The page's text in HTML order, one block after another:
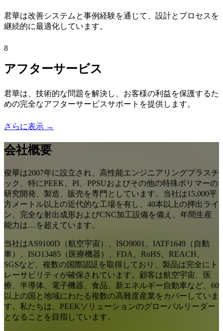
君華は改善システムと事例経験を通じて、設計とプロセスを
継続的に最適化しています。
8
アフターサービス
君華は、技術的な問題を解決し、お客様の利益を保護するた
めの完全なアフターサービスサポートを提供します。
さらに表示 →
会社概要
俊華は2007年に設立され、高性能エンジニアリングプラスチ
ック、特にPEEK、PI、PPSUおよびその他の特殊ポリマーの
研究開発、製造、販売を専門としています。当社は15,000平
方メートル以上の近代的な工場を有し、40本以上の押出ライ
ン、完全な射出成形およびCNC加工設備を備え、年間生産
能力は…を超えています。
当社はAS9100D（航空宇宙）、ISO9001、IATF1649（自動
車）、ISO13485（医療機器）、FDA、RoHS、REACH、
SGSなど、複数の国際認証を取得しており、製品は完全にト
レーサビリティが確保されています。顧客は航空宇宙、医
療、半導体、電子機器、食品、新エネルギー自動車など、60
以上の国と地域にわたる複数の高難度産業をカバーしていま
す。私たちは、PEEKソリューションのグローバルリーダー
となることを目指しています。